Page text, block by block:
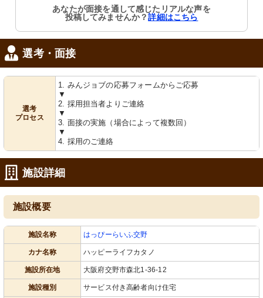
穏やかな日差しが迎えるエントラン
ス。清潔感のある環境です。
あなたが面接を通して感じたリアルな声を
投稿してみませんか？詳細はこちら
選考・面接
選考
プロセス
1. みんジョブの応募フォームからご応募
▼
2. 採用担当者よりご連絡
▼
3. 面接の実施（場合によって複数回）
▼
4. 採用のご連絡
施設詳細
施設概要
施設名称 はっぴーらいふ交野
カナ名称 ハッピーライフカタノ
施設所在地 大阪府交野市森北1-36-12
施設種別 サービス付き高齢者向け住宅